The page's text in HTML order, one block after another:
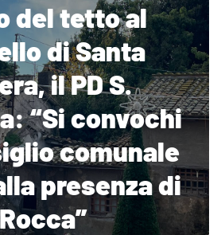
del tetto al
di Santa
il PD S.
“Si convochi
comunale
presenza di